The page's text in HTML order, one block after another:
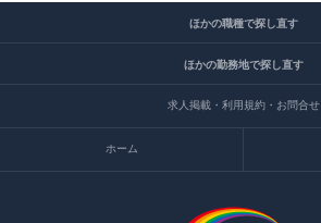
ほかの職種で探し直す
ほかの勤務地で探し直す
求人掲載・利用規約・お問合せ
ホーム